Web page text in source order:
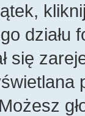
działu
się